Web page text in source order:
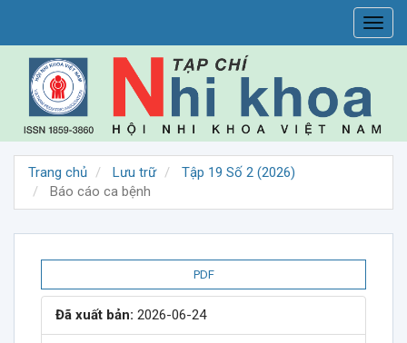
##plugins.themes.vojs.accessible_menu.main_navigation##
##plugins.themes.vojs.accessible_menu.main_content##
##plugins.themes.vojs.accessible_menu.sidebar##
Trang chủ Lưu trữ
Tập 19 Số 2 (2026)
Báo cáo ca bệnh
PDF
Đã xuất bản: 2026-06-24